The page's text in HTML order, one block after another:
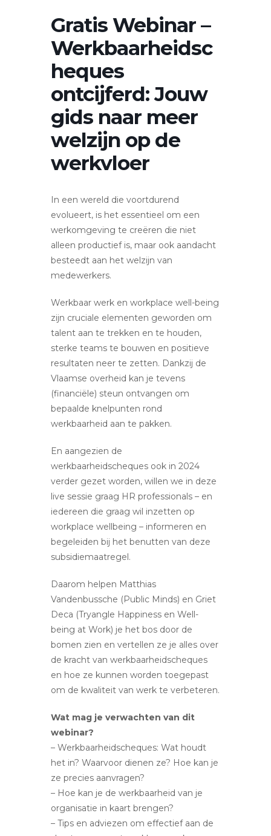
Gratis Webinar –
Werkbaarheidsc
heques
ontcijferd: ​​​​​​​Jouw
gids naar meer
welzijn op de
werkvloer
In een wereld die voortdurend
evolueert, is het essentieel om een
werkomgeving te creëren die niet
alleen productief is, maar ook aandacht
besteedt aan het welzijn van
medewerkers.
Werkbaar werk en workplace well-being
zijn cruciale elementen geworden om
talent aan te trekken en te houden,
sterke teams te bouwen en positieve
resultaten neer te zetten. Dankzij de
Vlaamse overheid kan je tevens
(financiële) steun ontvangen om
bepaalde knelpunten rond
werkbaarheid aan te pakken.
En aangezien de
werkbaarheidscheques ook in 2024
verder gezet worden, willen we in deze
live sessie graag HR professionals – en
iedereen die graag wil inzetten op
workplace wellbeing – informeren en
begeleiden bij het benutten van deze
subsidiemaatregel.
Daarom helpen Matthias
Vandenbussche (Public Minds) en Griet
Deca (Tryangle Happiness en Well-
being at Work) je het bos door de
bomen zien en vertellen ze je alles over
de kracht van werkbaarheidscheques
en hoe ze kunnen worden toegepast
om de kwaliteit van werk te verbeteren.
Wat mag je verwachten van dit
webinar?
– Werkbaarheidscheques: Wat houdt
het in? Waarvoor dienen ze? Hoe kan je
ze precies aanvragen?
– Hoe kan je de werkbaarheid van je
organisatie in kaart brengen?
– Tips en adviezen om effectief aan de